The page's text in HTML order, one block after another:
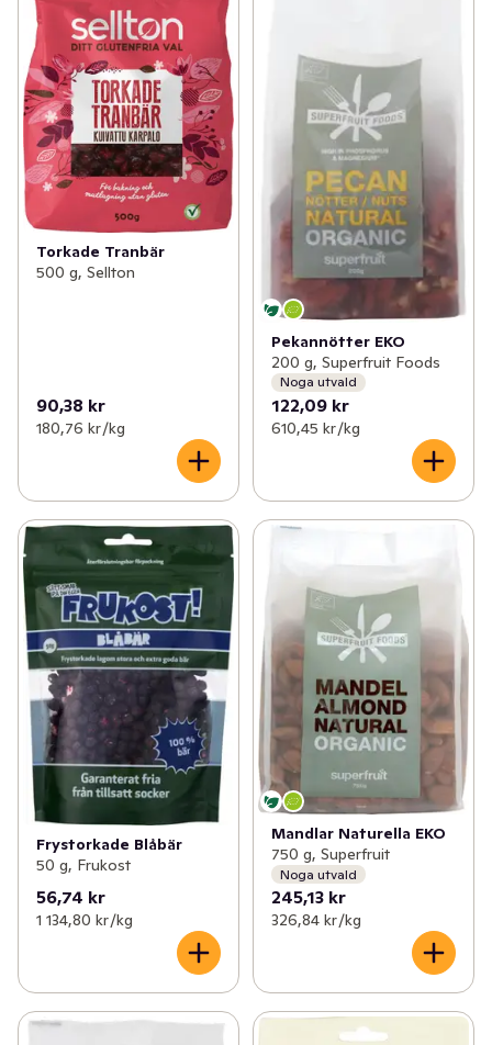
Torkade Tranbär
500 g, Sellton
90,38 kr
180,76 kr /kg
Pekannötter EKO
200 g, Superfruit Foods
Noga utvald
122,09 kr
610,45 kr /kg
Frystorkade Blåbär
50 g, Frukost
56,74 kr
1 134,80 kr /kg
Mandlar Naturella EKO
750 g, Superfruit
Noga utvald
245,13 kr
326,84 kr /kg